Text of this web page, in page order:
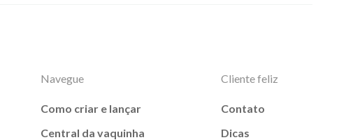
Navegue
Como criar e lançar
Central da vaquinha
Cliente feliz
Contato
Dicas